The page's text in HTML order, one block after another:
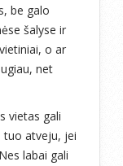
be galo
šalyse ir
o ar
net
vietas gali
tuo atveju, jei
labai gali